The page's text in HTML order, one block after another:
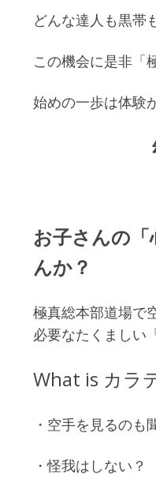
どんな達人も黒帯
この機会に是非「
始めの一歩は体験
お子さんの
んか？
極真総本部道場で
必要なたくましい
What is カラ
・空手を見るのも
・怪我はしない？